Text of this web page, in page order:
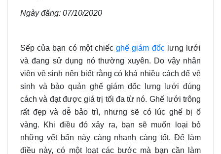
Ngày đăng: 07/10/2020
Sếp của bạn có một chiếcghế giám đốclưng lưới
và đang sử dụng nó thường xuyên. Do vậy nhân
viên vệ sinh nên biết rằng có khá nhiều cách để vệ
sinh và bảo quản ghế giám đốc lưng lưới đúng
cách và đạt được giá trị tối đa từ nó. Ghế lưới trông
rất đẹp và dễ bảo trì, nhưng sẽ có lúc ghế bị ố
vàng. Khi điều đó xảy ra, bạn sẽ muốn loại bỏ
những vết bẩn này càng nhanh càng tốt. Để làm
điều này, có một loạt các bước mà bạn cần làm